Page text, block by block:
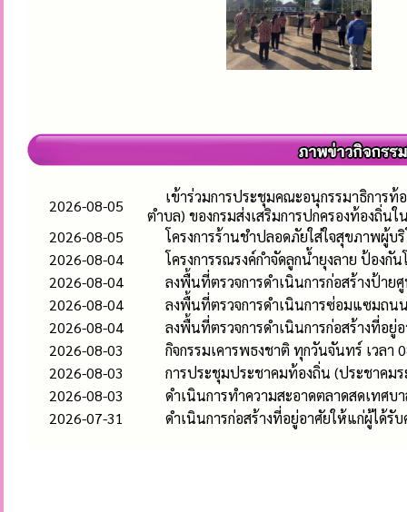
2026-08-05
เข้าร่วมการประชุมคณะอนุกรรมาธิการ
ตำบล) ของกรมส่งเสริมการปกครองท้องถิ่นใ
2026-08-05
โครงการร้านชำปลอดภัยใส่ใจสุขภาพผู้บ
2026-08-04
โครงการรณรงค์กำจัดลูกน้ำยุงลาย ป้อง
2026-08-04
ลงพื้นที่ตรวจการดำเนินการก่อสร้างป้า
2026-08-04
ลงพื้นที่ตรวจการดำเนินการซ่อมแซมถน
2026-08-04
ลงพื้นที่ตรวจการดำเนินการก่อสร้างที่อ
2026-08-03
กิจกรรมเคารพธงชาติ ทุกวันจันทร์ เวลา
2026-08-03
การประชุมประชาคมท้องถิ่น (ประชาคม
2026-08-03
ดำเนินการทำความสะอาดตลาดสดเทศ
2026-07-31
ดำเนินการก่อสร้างที่อยู่อาศัยให้แก่ผู้ได้